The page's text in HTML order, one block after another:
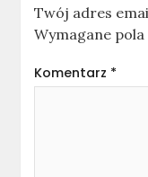
Twój adres
Wymagane
Komentarz *